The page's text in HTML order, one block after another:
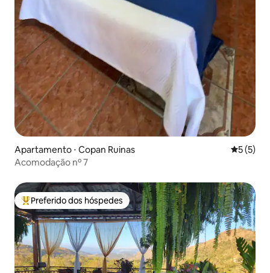
Apartamento ⋅ Copan Ruinas 5 de
5 (5)
Acomodação nº 7
Entre os melhores preferidos dos hóspedes
Preferido dos hóspedes